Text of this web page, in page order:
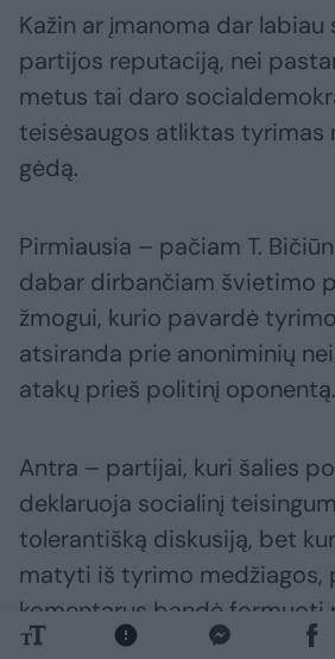
Kažin ar įmanoma dar
partijos reputaciją, nei
metus tai daro
teisėsaugos atliktas tyrimas
gėdą.
Pirmiausia – pačiam T.
dabar dirbančiam švietimo
žmogui, kurio pavardė
atsiranda prie anoniminių
atakų prieš politinį oponentą.
Antra – partijai, kuri šalies
deklaruoja socialinį
tolerantišką diskusiją, bet
matyti iš tyrimo medžiagos,
komentarus bandė formuoti
visuomenės nuomonę apie